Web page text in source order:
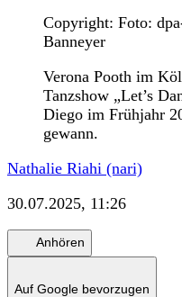
Copyright: Foto:
Banneyer
Verona Pooth im
Tanzshow „Let’s
Diego im Frühjahr
gewann.
Nathalie Riahi (nari)
30.07.2025, 11:26
Anhören
Auf Google bevorzugen